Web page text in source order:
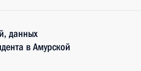
данных
в Амурской